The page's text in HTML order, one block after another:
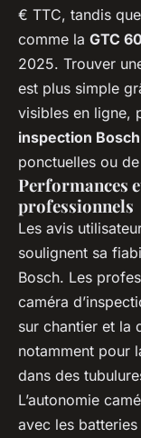
€ TTC, tandis
comme la GTC
2025. Trouver
est plus simple
visibles en ligne,
inspection
ponctuelles ou
Performances
professionnels
Les avis
soulignent sa
Bosch. Les
caméra
sur chantier et la
notamment pour
dans des
L’autonomie
avec les